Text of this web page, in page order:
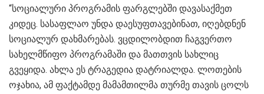
“სოციალური პროგრამის ფარგლებში დავასაქმეთ
კიდეც. სასაფლაო უნდა დაესუფთავებინათ, იღებდნენ
სოციალურ დახმარებას. ვცდილობდით ჩაგვერთო
სახელმწიფო პროგრამაში და მათთვის სახლიც
გვეყიდა. ახლა ეს ტრაგედია დატრიალდა. ლოთების
ოჯახია, ამ ფაქტამდე მამამთილმა თურმე თავის ცოლს